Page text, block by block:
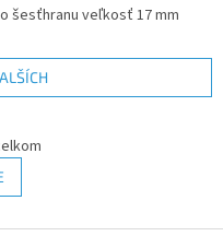
šesťhranu veľkosť 17 mm